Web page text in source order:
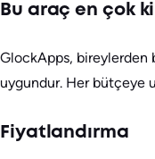
Bu araç en çok
GlockApps, bireylerden
uygundur. Her bütçeye
Fiyatlandırma